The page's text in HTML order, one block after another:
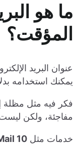
ما هو
المؤقت؟
عنوان البريد
يمكنك استخدامه
فكر فيه مثل مظلة
مفاجئة، ولكن ليست
خدمات مثل 10 Minute Mail